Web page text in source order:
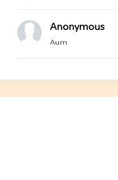
Anonymous
Aum